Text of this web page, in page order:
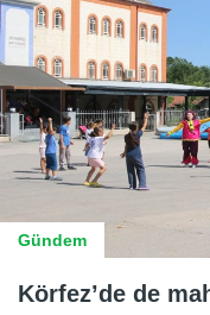
Gündem
Körfez’de de